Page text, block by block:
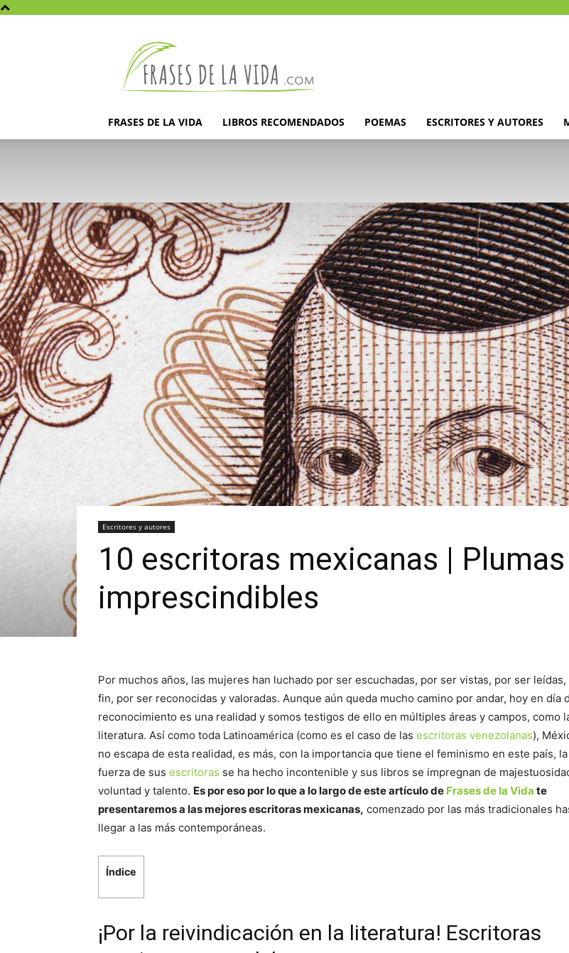
la
vida
FRASES DE LA VIDA LIBROS RECOMENDADOS POEMAS ESCRITORES Y AUTORES
Escritores y autores
10 escritoras mexicanas |
imprescindibles
Por muchos años, las mujeres han luchado por ser escuchadas, por ser vistas, por ser leídas,
fin, por ser reconocidas y valoradas. Aunque aún queda mucho camino por andar, hoy en día
reconocimiento es una realidad y somos testigos de ello en múltiples áreas y campos, como
literatura. Así como toda Latinoamérica (como es el caso de las escritoras venezolanas),
no escapa de esta realidad, es más, con la importancia que tiene el feminismo en este país, la
fuerza de sus escritoras se ha hecho incontenible y sus libros se impregnan de
voluntad y talento. Es por eso por lo que a lo largo de este artículo de Frases de la Vida te
presentaremos a las mejores escritoras mexicanas, comenzado por las más tradicionales
llegar a las más contemporáneas.
Índice
¡Por la reivindicación en la literatura! Escritoras